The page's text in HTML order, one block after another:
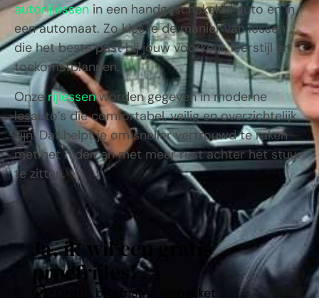
autorijlessen in een handgeschakelde auto en in
een automaat. Zo kies je de manier van lessen
die het beste past bij jouw voorkeur, leerstijl en
toekomstplannen.
Onzerijlessenworden gegeven in moderne
lesauto’s die comfortabel, veilig en overzichtelijk
zijn. Dat helpt je om sneller vertrouwd te raken
met het rijden en met meer rust achter het stuur
te zitten.
Ja, ik wil een gratis
proefrijles!
Gratis bij afname lespakket